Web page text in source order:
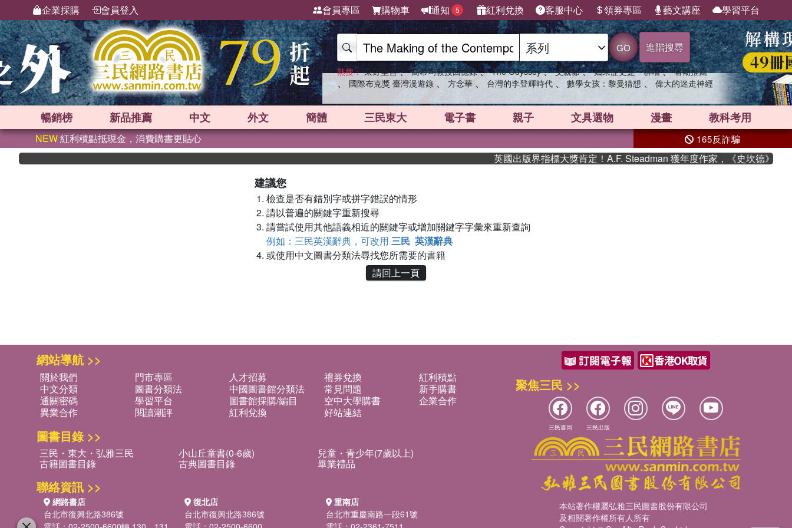
企業採購 會員登入 會員專區 購物車 通知 5 紅利兌換 客服中心 領券專區 藝文講座 學習平台
GO 進階搜尋
熱搜： 東野圭吾 、 高希均教授回憶錄 、 The Odyssey 、 父親節 、 如果歷史是一群喵 、 暑期推薦
、 國際布克獎 臺灣漫遊錄 、 方念華 、 台灣的李登輝時代 、 數學女孩：黎曼猜想 、 偉大的迷走神經
暢銷榜 新品推薦 中文 外文 簡體 三民東大 電子書 親子 文具選物 漫畫 教科考用
NEW紅利積點抵現金，消費購書更貼心 165反詐騙
英國出版界指標大獎肯定！A.F. Steadman 獲年度作家，《史坎德》系列
建議您
檢查是否有錯別字或拼字錯誤的情形
請以普遍的關鍵字重新搜尋
請嘗試使用其他語義相近的關鍵字或增加關鍵字字彙來重新查詢
例如：三民英漢辭典，可改用 三民 英漢辭典
或使用中文圖書分類法尋找您所需要的書籍
請回上一頁
網站導航 >>
關於我們 門市專區 人才招募 禮券兌換
紅利積點
中文分類
圖書分類法 中國圖書館分類法 常見問題
新手購書
通關密碼
學習平台 圖書館採購/編目 空中大學購書
企業合作
異業合作
閱讀潮評 紅利兌換 好站連結
圖書目錄 >>
三民・東大・弘雅三民 小山丘童書(0-6歲) 兒童・青少年(7歲以上)
古籍圖書目錄 古典圖書目錄 畢業禮品
聯絡資訊 >>
網路書店
台北市復興北路386號
復北店
台北市復興北路386號
重南店
台北市重慶南路一段61號
聚焦三民 >>
三民書局 三民出版
本站著作權屬弘雅三民圖書股份有限公司
及相關著作權所有人所有